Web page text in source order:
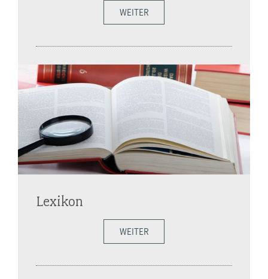
WEITER
Lexikon
WEITER